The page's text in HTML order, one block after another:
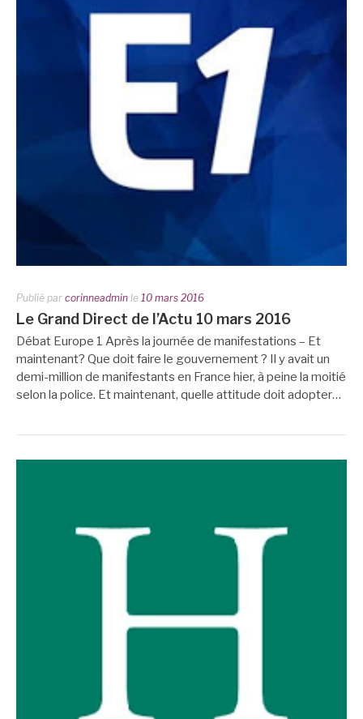
Publié par corinneadmin le 10 mars 2016
Le Grand Direct de l’Actu 10 mars 2016
Débat Europe 1 Après la journée de manifestations – Et
maintenant? Que doit faire le gouvernement ? Il y avait un
demi-million de manifestants en France hier, à peine la moitié
selon la police. Et maintenant, quelle attitude doit adopter…